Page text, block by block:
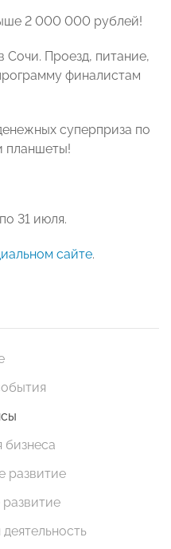
2 000 000 рублей!
Сочи. Проезд, питание,
финалистам
суперприза по
планшеты!
31 июля.
сайте.
бизнеса
развитие